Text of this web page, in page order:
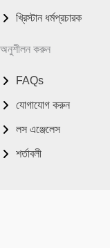
খ্রিস্টান ধর্মপ্রচারক
অনুশীলন করুন
FAQs
যোগাযোগ করুন
লস এঞ্জেলেস
শর্তাবলী